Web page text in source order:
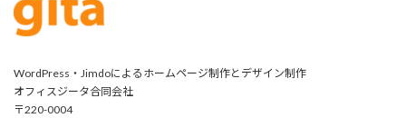
WordPress・Jimdoによるホームページ制作とデザイン制作
オフィスジータ合同会社
〒220-0004